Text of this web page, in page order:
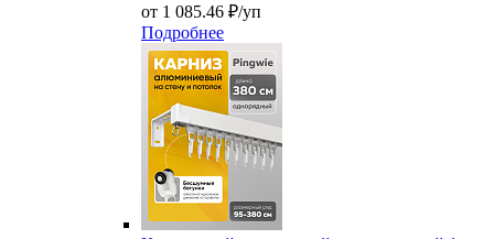
от 1 085.46 ₽/уп
Подробнее